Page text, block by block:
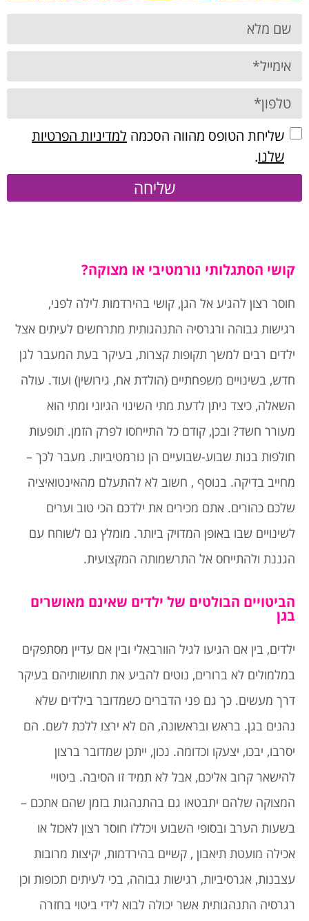
שליחת הטופס מהווה הסכמה למדיניות הפרטיות
שלנו.
שליחה
קושי הסתגלותי נורמטיבי או מצוקה?
חוסר רצון להגיע אל הגן, קושי בהירדמות לילה לפני,
רגישות גבוהה ורגרסיה התנהגותית מתרחשים לעיתים אצל
ילדים רבים למשך תקופות קצרות, בעיקר בעת המעבר לגן
חדש, בשינויים משפחתיים (הולדת אח, גירושין) ועוד. עולה
השאלה, כיצד ניתן לדעת מתי השינוי הגיוני ומתי הוא
מעורר חשד? ובכן, קודם כל התייחסו לפרק הזמן. תופעות
חולפות בנות שבוע-שבועיים הן נורמטיביות. מעבר לכך –
מחייב בדיקה. בנוסף , חשוב לא להתעלם מהאינטואיציה
שלכם כהורים. אתם מכירים את ילדכם הכי טוב וערים
לשינויים שבו באופן המדויק ביותר. מומלץ גם לשוחח עם
הגננת ולהתייחס אל התרשמותה המקצועית.
הביטויים הבולטים של ילדים שאינם מאושרים
בגן
ילדים, בין אם הגיעו לגיל הוורבאלי ובין אם עדיין מסתפקים
במלמולים לא ברורים, נוטים להביע את תחושותיהם בעיקר
דרך מעשים. כך גם פני הדברים כשמדובר בילדים שלא
נהנים בגן. בראש ובראשונה, הם לא ירצו ללכת לשם. הם
יסרבו, יבכו, יצעקו וכדומה. נכון, ייתכן שמדובר ברצון
להישאר קרוב אליכם, אבל לא תמיד זו הסיבה. ביטויי
המצוקה שלהם יתבטאו גם בהתנהגות בזמן שהם אתכם –
בשעות הערב ובסופי השבוע ויכללו חוסר רצון לאכול או
אכילה מועטת תיאבון , קשיים בהירדמות, יקיצות מרובות
עצבנות, אגרסיביות, רגישות גבוהה, בכי לעיתים תכופות וכן
רגרסיה התנהגותית אשר יכולה לבוא לידי ביטוי בחזרה